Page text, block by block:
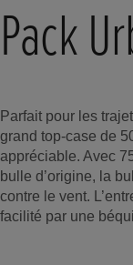
Pack
Parfait pour les
grand top-case de
appréciable. Avec
bulle d’origine, la
contre le vent.
facilité par une